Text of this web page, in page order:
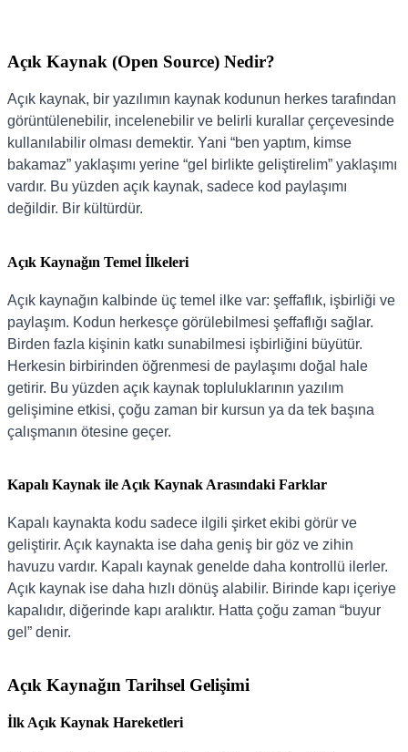
Açık Kaynak (Open Source) Nedir?
Açık kaynak, bir yazılımın kaynak kodunun herkes tarafından
görüntülenebilir, incelenebilir ve belirli kurallar çerçevesinde
kullanılabilir olması demektir. Yani “ben yaptım, kimse
bakamaz” yaklaşımı yerine “gel birlikte geliştirelim” yaklaşımı
vardır. Bu yüzden açık kaynak, sadece kod paylaşımı
değildir. Bir kültürdür.
Açık Kaynağın Temel İlkeleri
Açık kaynağın kalbinde üç temel ilke var: şeffaflık, işbirliği ve
paylaşım. Kodun herkesçe görülebilmesi şeffaflığı sağlar.
Birden fazla kişinin katkı sunabilmesi işbirliğini büyütür.
Herkesin birbirinden öğrenmesi de paylaşımı doğal hale
getirir. Bu yüzden açık kaynak topluluklarının yazılım
gelişimine etkisi, çoğu zaman bir kursun ya da tek başına
çalışmanın ötesine geçer.
Kapalı Kaynak ile Açık Kaynak Arasındaki Farklar
Kapalı kaynakta kodu sadece ilgili şirket ekibi görür ve
geliştirir. Açık kaynakta ise daha geniş bir göz ve zihin
havuzu vardır. Kapalı kaynak genelde daha kontrollü ilerler.
Açık kaynak ise daha hızlı dönüş alabilir. Birinde kapı içeriye
kapalıdır, diğerinde kapı aralıktır. Hatta çoğu zaman “buyur
gel” denir.
Açık Kaynağın Tarihsel Gelişimi
İlk Açık Kaynak Hareketleri